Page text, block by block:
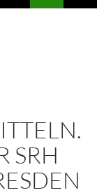
SRH